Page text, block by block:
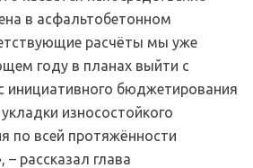
в асфальтобетонном
расчёты мы уже
году в планах выйти с
инициативного бюджетирования
износостойкого
по всей протяжённости
рассказал глава